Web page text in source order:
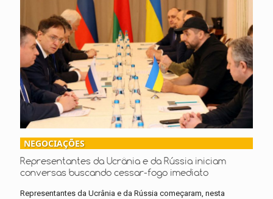
NEGOCIAÇÕES
Representantes da Ucrânia e da Rússia iniciam
conversas buscando cessar-fogo imediato
Representantes da Ucrânia e da Rússia começaram, nesta